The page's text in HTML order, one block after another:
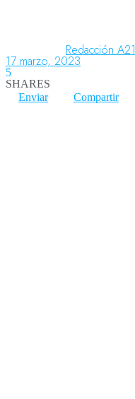
Redacción A21
17 marzo, 2023
5
SHARES
Enviar
Compartir